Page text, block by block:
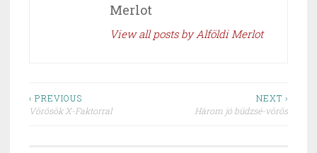
Merlot
View all posts by Alföldi Merlot
Post
‹ PREVIOUS
Vörösök X-Faktorral
NEXT ›
Három jó büdzsé-vörös